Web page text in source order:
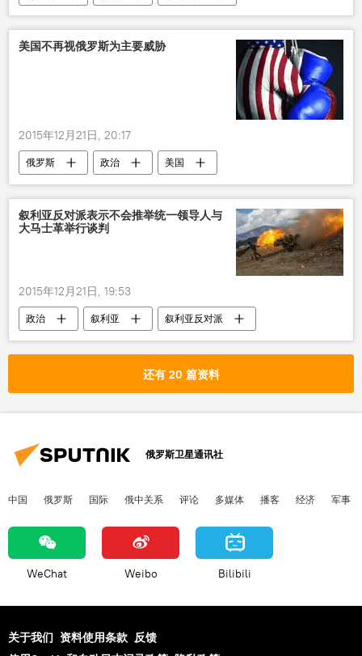
德米特里•佩斯科夫
政府 国内政策
美国不再视俄罗斯为主要威胁
2015年12月21日, 20:17
俄罗斯 政治 美国
叙利亚反对派表示不会推举统一领导人与
大马士革举行谈判
2015年12月21日, 19:53
政治 叙利亚
叙利亚反对派
谈判
叙利亚危机
还有 20 篇资料
俄罗斯卫星通讯社
中国 俄罗斯 国际 俄中关系 评论 多媒体 播客 经济 军事
WeChat Weibo Bilibili
关于我们 资料使用条款 反馈